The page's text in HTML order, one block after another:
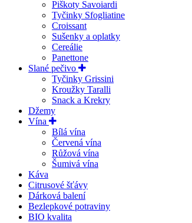
Piškoty Savoiardi
Tyčinky Sfogliatine
Croissant
Sušenky a oplatky
Cereálie
Panettone
Slané pečivo
Tyčinky Grissini
Kroužky Taralli
Snack a Krekry
Džemy
Vína
Bílá vína
Červená vína
Růžová vína
Šumivá vína
Káva
Citrusové šťávy
Dárková balení
Bezlepkové potraviny
BIO kvalita